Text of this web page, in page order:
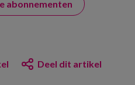
abonnementen
Deel dit artikel